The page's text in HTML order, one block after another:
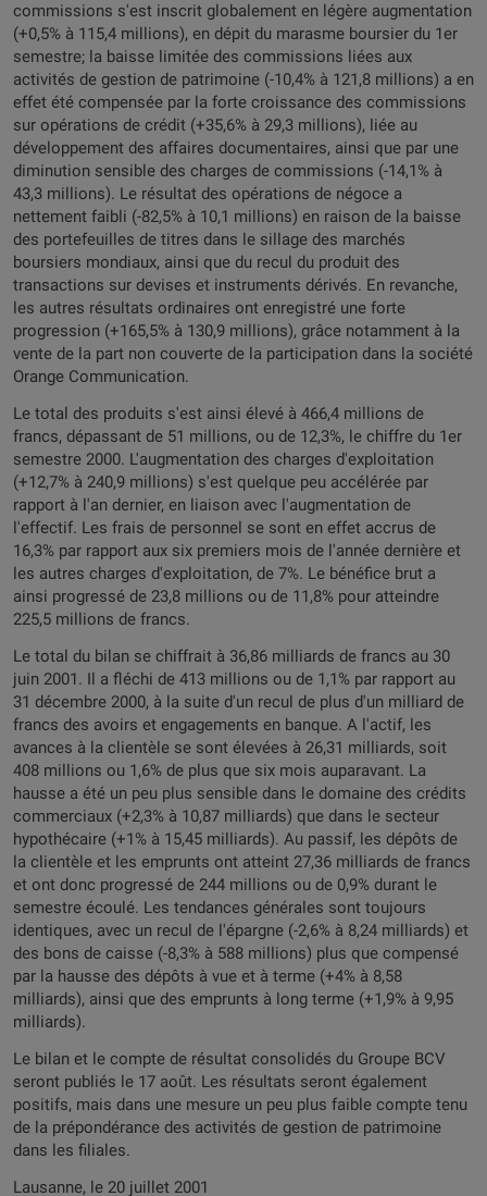
commissions s'est inscrit globalement en légère augmentation
(+0,5% à 115,4 millions), en dépit du marasme boursier du 1er
semestre; la baisse limitée des commissions liées aux
activités de gestion de patrimoine (-10,4% à 121,8 millions) a en
effet été compensée par la forte croissance des commissions
sur opérations de crédit (+35,6% à 29,3 millions), liée au
développement des affaires documentaires, ainsi que par une
diminution sensible des charges de commissions (-14,1% à
43,3 millions). Le résultat des opérations de négoce a
nettement faibli (-82,5% à 10,1 millions) en raison de la baisse
des portefeuilles de titres dans le sillage des marchés
boursiers mondiaux, ainsi que du recul du produit des
transactions sur devises et instruments dérivés. En revanche,
les autres résultats ordinaires ont enregistré une forte
progression (+165,5% à 130,9 millions), grâce notamment à la
vente de la part non couverte de la participation dans la société
Orange Communication.
Le total des produits s'est ainsi élevé à 466,4 millions de
francs, dépassant de 51 millions, ou de 12,3%, le chiffre du 1er
semestre 2000. L'augmentation des charges d'exploitation
(+12,7% à 240,9 millions) s'est quelque peu accélérée par
rapport à l'an dernier, en liaison avec l'augmentation de
l'effectif. Les frais de personnel se sont en effet accrus de
16,3% par rapport aux six premiers mois de l'année dernière et
les autres charges d'exploitation, de 7%. Le bénéfice brut a
ainsi progressé de 23,8 millions ou de 11,8% pour atteindre
225,5 millions de francs.
Le total du bilan se chiffrait à 36,86 milliards de francs au 30
juin 2001. Il a fléchi de 413 millions ou de 1,1% par rapport au
31 décembre 2000, à la suite d'un recul de plus d'un milliard de
francs des avoirs et engagements en banque. A l'actif, les
avances à la clientèle se sont élevées à 26,31 milliards, soit
408 millions ou 1,6% de plus que six mois auparavant. La
hausse a été un peu plus sensible dans le domaine des crédits
commerciaux (+2,3% à 10,87 milliards) que dans le secteur
hypothécaire (+1% à 15,45 milliards). Au passif, les dépôts de
la clientèle et les emprunts ont atteint 27,36 milliards de francs
et ont donc progressé de 244 millions ou de 0,9% durant le
semestre écoulé. Les tendances générales sont toujours
identiques, avec un recul de l'épargne (-2,6% à 8,24 milliards) et
des bons de caisse (-8,3% à 588 millions) plus que compensé
par la hausse des dépôts à vue et à terme (+4% à 8,58
milliards), ainsi que des emprunts à long terme (+1,9% à 9,95
milliards).
Le bilan et le compte de résultat consolidés du Groupe BCV
seront publiés le 17 août. Les résultats seront également
positifs, mais dans une mesure un peu plus faible compte tenu
de la prépondérance des activités de gestion de patrimoine
dans les filiales.
Lausanne, le 20 juillet 2001